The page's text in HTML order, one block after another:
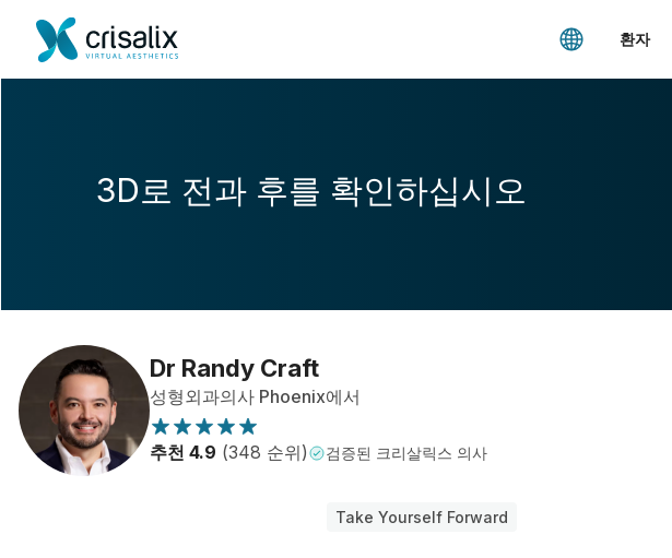
환자
3D로 전과 후를 확인하십시오
Dr Randy Craft
성형외과의사 Phoenix에서
추천 4.9 (348 순위) 검증된 크리살릭스 의사
Take Yourself Forward